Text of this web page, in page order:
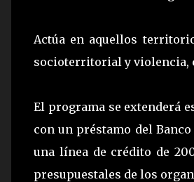
Actúa en aquellos
socioterritorial y violencia,
El programa se extenderá
con un préstamo del
una línea de crédito de
presupuestales de los